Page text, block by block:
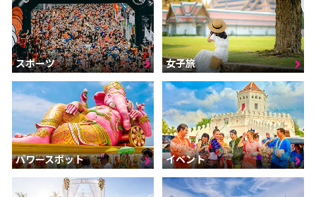
スポーツ 女子旅
パワースポット イベント